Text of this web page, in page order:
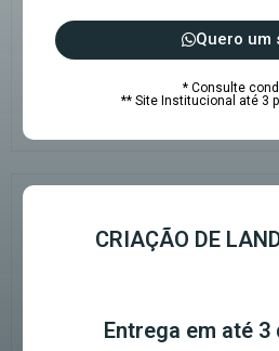
Quero um
* Consulte
** Site Institucional até 3
CRIAÇÃO DE
Entrega em até